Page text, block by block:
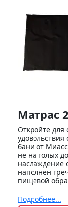
Матрас
Откройте для
бани от
не на голых
наслаждение
наполнен
пищевой
Подробнее...